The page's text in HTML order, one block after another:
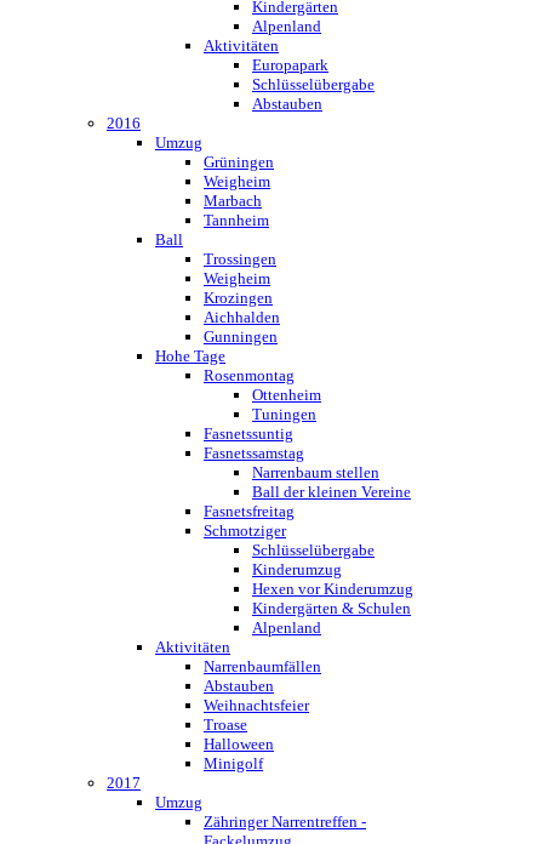
Kindergärten
Alpenland
Aktivitäten
Europapark
Schlüsselübergabe
Abstauben
2016
Umzug
Grüningen
Weigheim
Marbach
Tannheim
Ball
Trossingen
Weigheim
Krozingen
Aichhalden
Gunningen
Hohe Tage
Rosenmontag
Ottenheim
Tuningen
Fasnetssuntig
Fasnetssamstag
Narrenbaum stellen
Ball der kleinen Vereine
Fasnetsfreitag
Schmotziger
Schlüsselübergabe
Kinderumzug
Hexen vor Kinderumzug
Kindergärten & Schulen
Alpenland
Aktivitäten
Narrenbaumfällen
Abstauben
Weihnachtsfeier
Troase
Halloween
Minigolf
2017
Umzug
Zähringer Narrentreffen -